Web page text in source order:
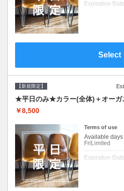
Expiration Date
新規限定の平
平日クーポン
提案させて頂
Select
【新規限定】
★平日のみ★カラー(全体)＋オーガ
￥8,500
Terms of use
Available days
FriLimited
Expiration Date
新規限定の平